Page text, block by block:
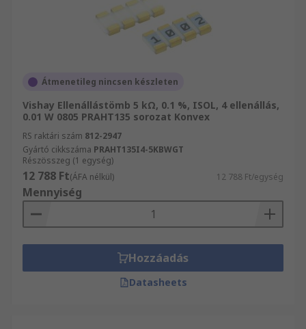
Átmenetileg nincsen készleten
Vishay Ellenállástömb 5 kΩ, 0.1 %, ISOL, 4 ellenállás,
0.01 W 0805 PRAHT135 sorozat Konvex
RS raktári szám 812-2947
Gyártó cikkszáma PRAHT135I4-5KBWGT
Részösszeg (1 egység)
12 788 Ft(ÁFA nélkül) 12 788 Ft/egység
Mennyiség
Hozzáadás
Datasheets